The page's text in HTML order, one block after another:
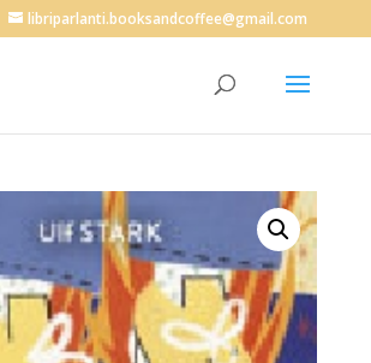
libriparlanti.booksandcoffee@gmail.com